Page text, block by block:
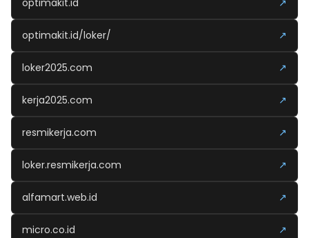
optimakit.id ↗
optimakit.id/loker/ ↗
loker2025.com ↗
kerja2025.com ↗
resmikerja.com ↗
loker.resmikerja.com ↗
alfamart.web.id ↗
micro.co.id ↗